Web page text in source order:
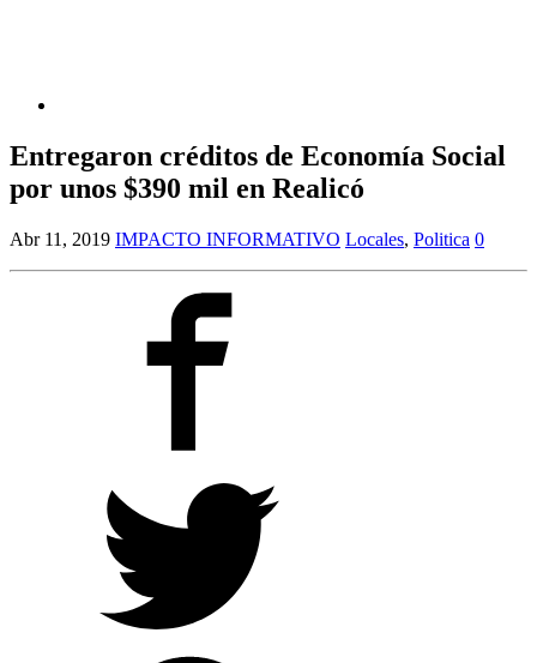
Entregaron créditos de Economía Social
por unos $390 mil en Realicó
Abr 11, 2019 IMPACTO INFORMATIVO Locales, Politica 0